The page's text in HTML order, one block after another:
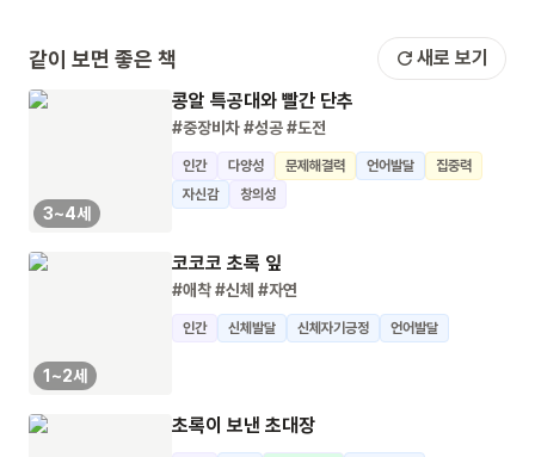
같이 보면 좋은 책 새로 보기
3~4세
콩알 특공대와 빨간 단추
#중장비차#성공#도전
인간 다양성 문제해결력 언어발달
집중력
자신감
창의성
1~2세
코코코 초록 잎
#애착#신체 #자연
인간 신체발달 신체자기긍정 언어발달
초록이 보낸 초대장